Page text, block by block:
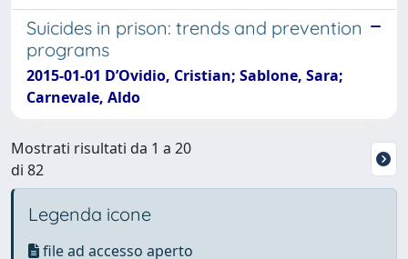
Suicides in prison: trends and prevention
programs
2015-01-01 D’Ovidio, Cristian; Sablone, Sara;
Carnevale, Aldo
Mostrati risultati da 1 a 20
di 82
Legenda icone
file ad accesso aperto